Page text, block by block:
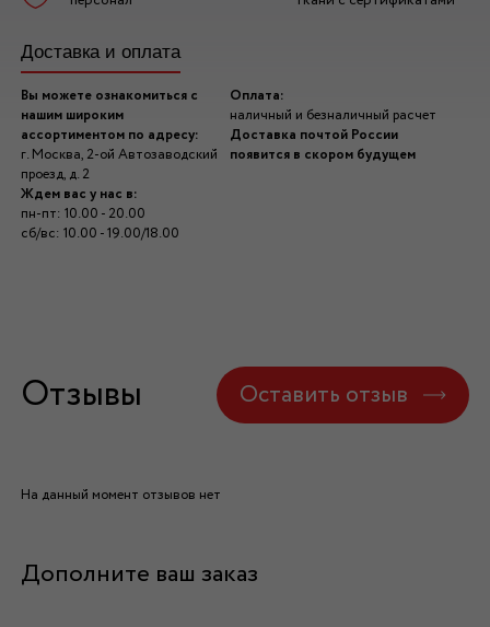
Доставка и оплата
Вы можете ознакомиться с
нашим широким
ассортиментом по адресу:
г. Москва, 2-ой Автозаводский
проезд, д. 2
Ждем вас у нас в:
пн-пт: 10.00 - 20.00
сб/вс: 10.00 - 19.00/18.00
Оплата:
наличный и безналичный расчет
Доставка почтой России
появится в скором будущем
Отзывы Оставить отзыв
На данный момент отзывов нет
Дополните ваш заказ